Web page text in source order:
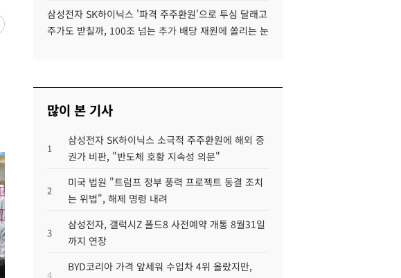
삼성전자 SK하이닉스 '파격 주주환원'으로 투심 달래고
주가도 받칠까, 100조 넘는 추가 배당 재원에 쏠리는 눈
많이 본 기사
1
삼성전자 SK하이닉스 소극적 주주환원에 해외 증
권가 비판, "반도체 호황 지속성 의문"
2
미국 법원 "트럼프 정부 풍력 프로젝트 동결 조치
는 위법", 해제 명령 내려
3
삼성전자, 갤럭시Z 폴드8 사전예약 개통 8월31일
까지 연장
4
BYD코리아 가격 앞세워 수입차 4위 올랐지만,